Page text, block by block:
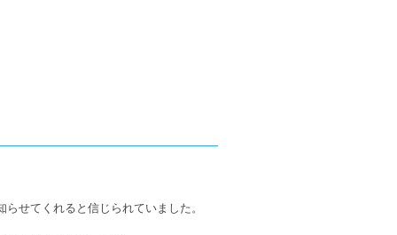
せてくれると信じられていました。